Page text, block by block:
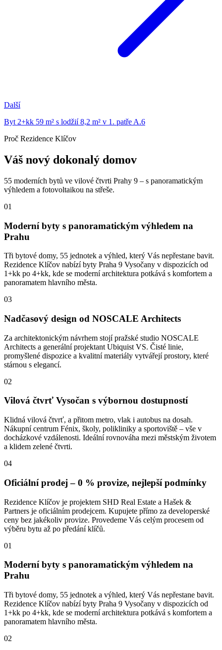
Další
Byt 2+kk 59 m² s lodžií 8,2 m² v 1. patře A.6
Proč Rezidence Klíčov
Váš nový dokonalý domov
55 moderních bytů ve vilové čtvrti Prahy 9 – s panoramatickým
výhledem a fotovoltaikou na střeše.
01
Moderní byty s panoramatickým výhledem na
Prahu
Tři bytové domy, 55 jednotek a výhled, který Vás nepřestane bavit.
Rezidence Klíčov nabízí byty Praha 9 Vysočany v dispozicích od
1+kk po 4+kk, kde se moderní architektura potkává s komfortem a
panoramatem hlavního města.
03
Nadčasový design od NOSCALE Architects
Za architektonickým návrhem stojí pražské studio NOSCALE
Architects a generální projektant Ubiquist VS. Čisté linie,
promyšlené dispozice a kvalitní materiály vytvářejí prostory, které
stárnou s elegancí.
02
Vilová čtvrť Vysočan s výbornou dostupností
Klidná vilová čtvrť, a přitom metro, vlak i autobus na dosah.
Nákupní centrum Fénix, školy, polikliniky a sportoviště – vše v
docházkové vzdálenosti. Ideální rovnováha mezi městským životem
a klidem zelené čtvrti.
04
Oficiální prodej – 0 % provize, nejlepší podmínky
Rezidence Klíčov je projektem SHD Real Estate a Hašek &
Partners je oficiálním prodejcem. Kupujete přímo za developerské
ceny bez jakékoliv provize. Provedeme Vás celým procesem od
výběru bytu až po předání klíčů.
01
Moderní byty s panoramatickým výhledem na
Prahu
Tři bytové domy, 55 jednotek a výhled, který Vás nepřestane bavit.
Rezidence Klíčov nabízí byty Praha 9 Vysočany v dispozicích od
1+kk po 4+kk, kde se moderní architektura potkává s komfortem a
panoramatem hlavního města.
02